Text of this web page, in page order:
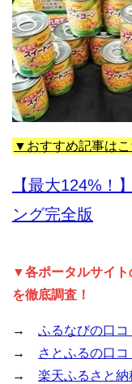
▼おすすめ記事はこ
【最大124%！
ング完全版
▼各ポータルサイト
を徹底調査！
→ ふるなびの口
→
さとふるの口
→ 楽天ふるさと